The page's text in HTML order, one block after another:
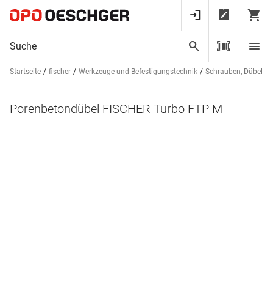
Startseite fischer Werkzeuge und Befestigungstechnik Schrauben, Dübel,
Porenbetondübel FISCHER Turbo FTP M